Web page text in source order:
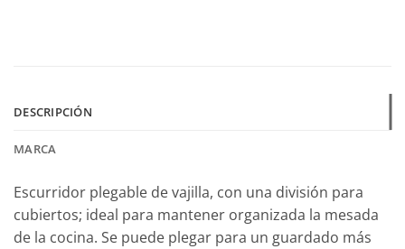
DESCRIPCIÓN
MARCA
Escurridor plegable de vajilla, con una división para
cubiertos; ideal para mantener organizada la mesada
de la cocina. Se puede plegar para un guardado más